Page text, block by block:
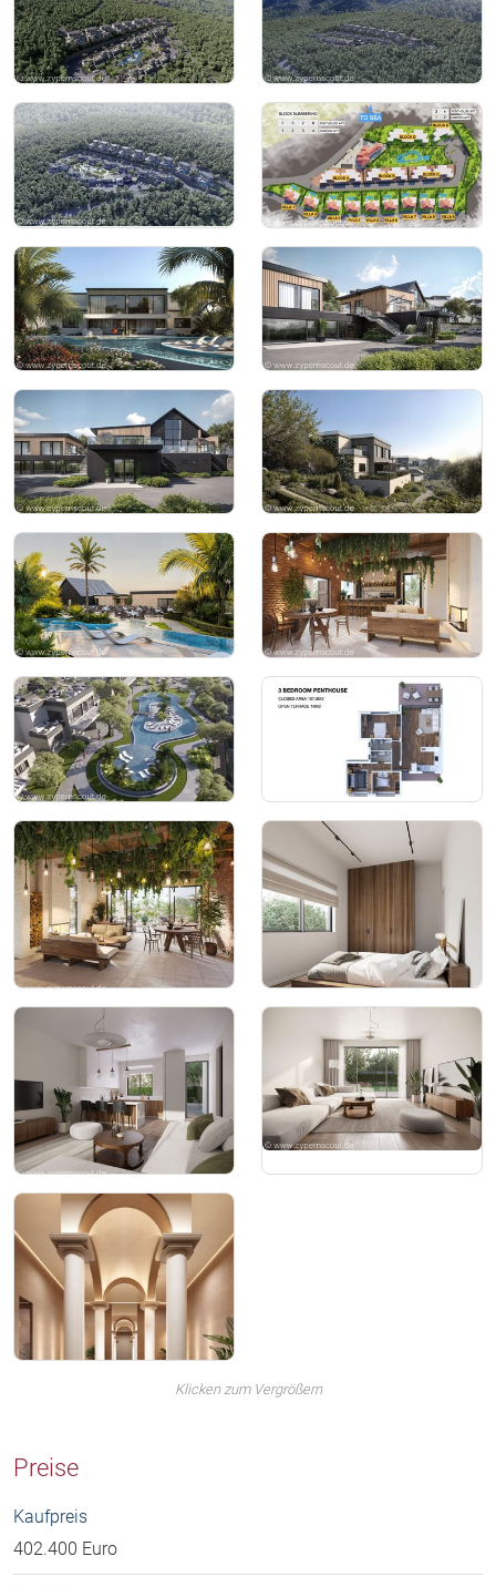
Klicken zum Vergrößern
Preise
Kaufpreis
402.400 Euro